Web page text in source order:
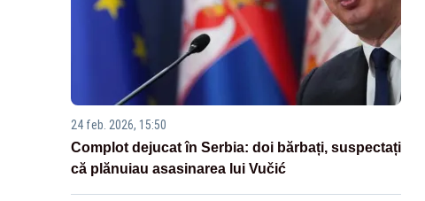
24 feb. 2026, 15:50
Complot dejucat în Serbia: doi bărbați, suspectați
că plănuiau asasinarea lui Vučić